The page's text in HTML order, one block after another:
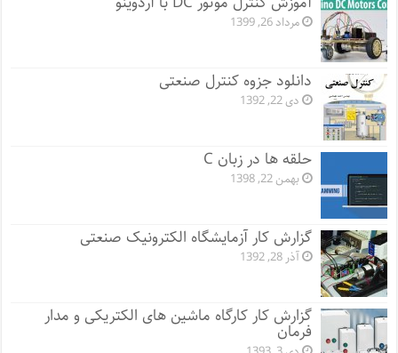
مرداد 26, 1399
دانلود جزوه کنترل صنعتی
دی 22, 1392
حلقه ها در زبان C
بهمن 22, 1398
گزارش کار آزمایشگاه الکترونیک صنعتی
آذر 28, 1392
گزارش کار کارگاه ماشین های الکتریکی و مدار
فرمان